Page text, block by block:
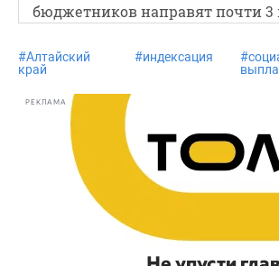
бюджетников направят почти 3
#Алтайский
край
#индексация #
РЕКЛАМА